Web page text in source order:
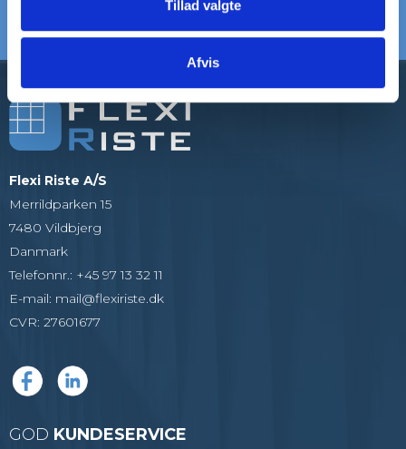
Tillad valgte
Afvis
Flexi Riste A/S
Merrildparken 15
7480 Vildbjerg
Danmark
Telefonnr.: +45 97 13 32 11
E-mail: mail@flexiriste.dk
CVR: 27601677
GOD KUNDESERVICE